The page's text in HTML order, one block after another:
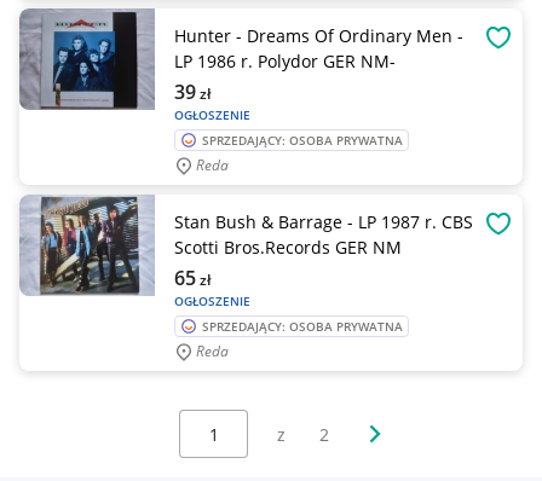
Hunter - Dreams Of Ordinary Men -
LP 1986 r. Polydor GER NM-
OGŁOSZENIE
39zł
SPRZEDAJĄCY: OSOBA PRYWATNA
Reda
Stan Bush & Barrage - LP 1987 r. CBS
Scotti Bros.Records GER NM
OGŁOSZENIE
65zł
SPRZEDAJĄCY: OSOBA PRYWATNA
Reda
Wybierz stronę:
z 2 Następna strona